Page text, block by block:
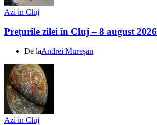
Azi in Cluj
Prețurile zilei în Cluj – 8 august 2026
De laAndrei Mureșan
Azi in Cluj